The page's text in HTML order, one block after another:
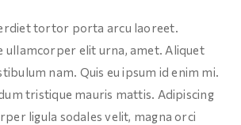
tortor porta arcu laoreet.
ullamcorper elit urna, amet. Aliquet
nam. Quis eu ipsum id enim mi.
tristique mauris mattis. Adipiscing
ligula sodales velit, magna orci